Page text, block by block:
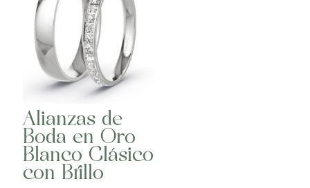
Alianzas de
Boda en Oro
Blanco Clásico
con Brillo